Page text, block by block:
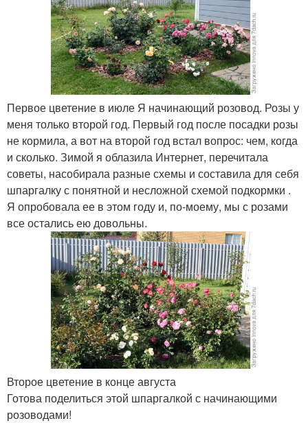
Первое цветение в июле Я начинающий розовод. Розы у
меня только второй год. Первый год после посадки розы
не кормила, а вот на второй год встал вопрос: чем, когда
и сколько. Зимой я облазила Интернет, перечитала
советы, насобирала разные схемы и составила для себя
шпаргалку с понятной и несложной схемой подкормки .
Я опробовала ее в этом году и, по-моему, мы с розами
все остались ею довольны.
Второе цветение в конце августа
Готова поделиться этой шпаргалкой с начинающими
розоводами!